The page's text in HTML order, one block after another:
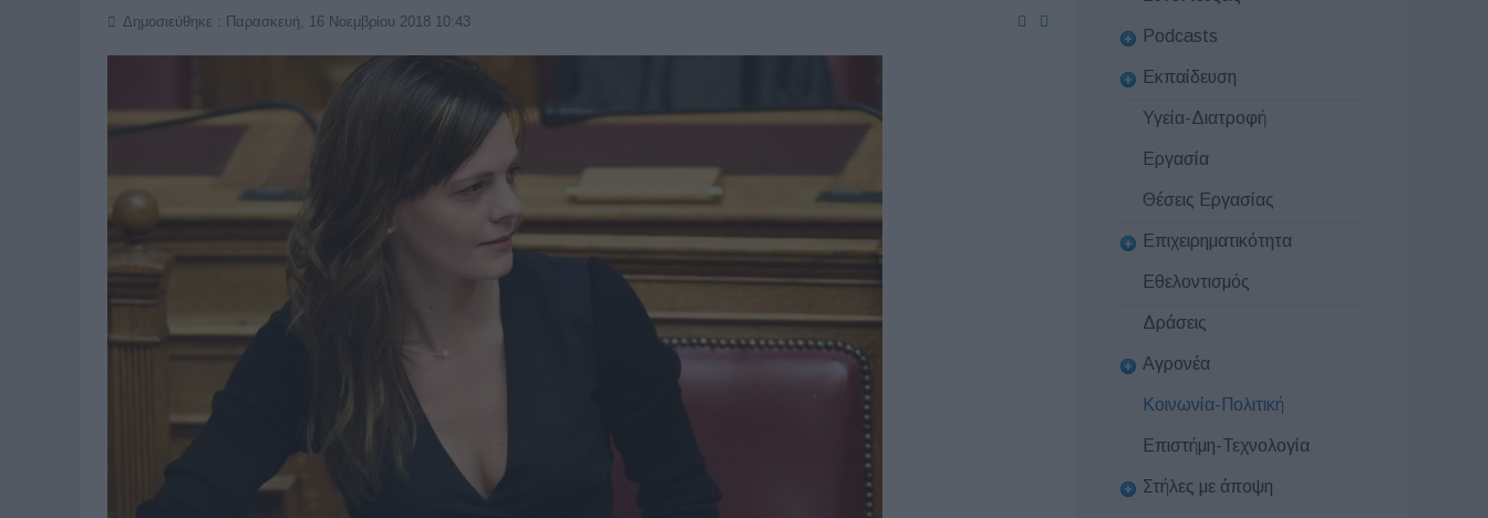
Δημοσιεύθηκε : Παρασκευή, 16 Νοεμβρίου 2018 10:43
Podcasts
Εκπαίδευση
Υγεία-Διατροφή
Εργασία
Θέσεις Εργασίας
Επιχειρηματικότητα
Εθελοντισμός
Δράσεις
Αγρονέα
Κοινωνία-Πολιτική
Επιστήμη-Τεχνολογία
Στήλες με άποψη